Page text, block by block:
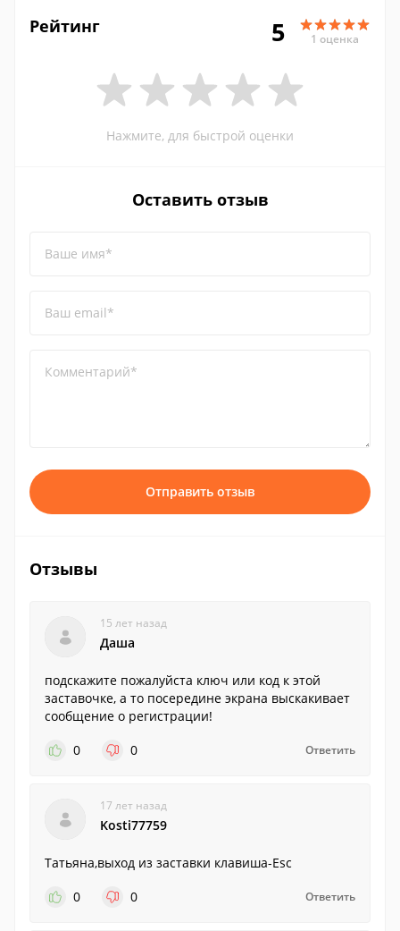
Рейтинг 5 1 оценка
Нажмите, для быстрой оценки
Оставить отзыв
Ваше имя*
Ваш email*
Комментарий*
Отправить отзыв
Отзывы
15 лет назад
Даша
подскажите пожалуйста ключ или код к этой
заставочке, а то посередине экрана выскакивает
сообщение о регистрации!
0
0 Ответить
17 лет назад
Kosti77759
Татьяна,выход из заставки клавиша-Esc
0
0 Ответить